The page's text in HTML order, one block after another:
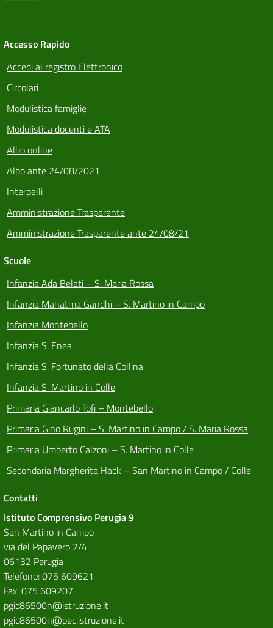
Accesso Rapido
Accedi al registro Elettronico
Circolari
Modulistica famiglie
Modulistica docenti e ATA
Albo online
Albo ante 24/08/2021
Interpelli
Amministrazione Trasparente
Amministrazione Trasparente ante 24/08/21
Scuole
Infanzia Ada Belati – S. Maria Rossa
Infanzia Mahatma Gandhi – S. Martino in Campo
Infanzia Montebello
Infanzia S. Enea
Infanzia S. Fortunato della Collina
Infanzia S. Martino in Colle
Primaria Giancarlo Tofi – Montebello
Primaria Gino Rugini – S. Martino in Campo / S. Maria Rossa
Primaria Umberto Calzoni – S. Martino in Colle
Secondaria Margherita Hack – San Martino in Campo / Colle
Contatti
Istituto Comprensivo Perugia 9
San Martino in Campo
via del Papavero 2/4
06132 Perugia
Telefono: 075 609621
Fax: 075 609207
pgic86500n@istruzione.it
pgic86500n@pec.istruzione.it